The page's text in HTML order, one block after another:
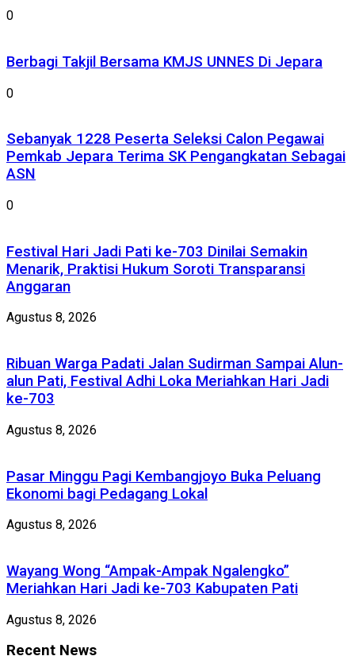
0
Berbagi Takjil Bersama KMJS UNNES Di Jepara
0
Sebanyak 1228 Peserta Seleksi Calon Pegawai
Pemkab Jepara Terima SK Pengangkatan Sebagai
ASN
0
Festival Hari Jadi Pati ke-703 Dinilai Semakin
Menarik, Praktisi Hukum Soroti Transparansi
Anggaran
Agustus 8, 2026
Ribuan Warga Padati Jalan Sudirman Sampai Alun-
alun Pati, Festival Adhi Loka Meriahkan Hari Jadi
ke-703
Agustus 8, 2026
Pasar Minggu Pagi Kembangjoyo Buka Peluang
Ekonomi bagi Pedagang Lokal
Agustus 8, 2026
Wayang Wong “Ampak-Ampak Ngalengko”
Meriahkan Hari Jadi ke-703 Kabupaten Pati
Agustus 8, 2026
Recent News